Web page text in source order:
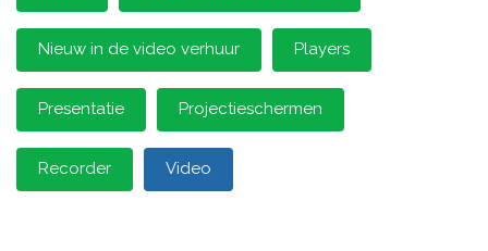
Nieuw in de video verhuur Players
Presentatie Projectieschermen
Recorder Video